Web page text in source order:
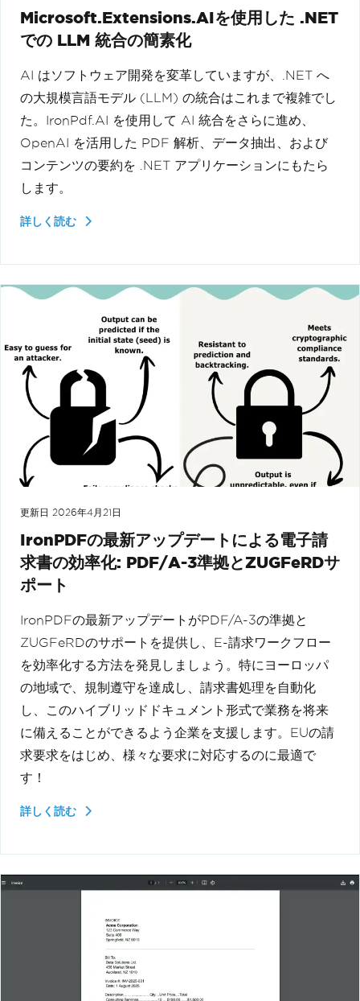
Microsoft.Extensions.AIを使用した .NET
での LLM 統合の簡素化
AI はソフトウェア開発を変革していますが、.NET へ
の大規模言語モデル (LLM) の統合はこれまで複雑でし
た。IronPdf.AI を使用して AI 統合をさらに進め、
OpenAI を活用した PDF 解析、データ抽出、および
コンテンツの要約を .NET アプリケーションにもたら
します。
詳しく読む
更新日 2026年4月21日
IronPDFの最新アップデートによる電子請
求書の効率化: PDF/A-3準拠とZUGFeRDサ
ポート
IronPDFの最新アップデートがPDF/A-3の準拠と
ZUGFeRDのサポートを提供し、E-請求ワークフロー
を効率化する方法を発見しましょう。特にヨーロッパ
の地域で、規制遵守を達成し、請求書処理を自動化
し、このハイブリッドドキュメント形式で業務を将来
に備えることができるよう企業を支援します。EUの請
求要求をはじめ、様々な要求に対応するのに最適で
す！
詳しく読む